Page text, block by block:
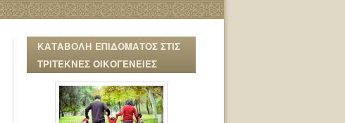
ΚΑΤΑΒΟΛΗ ΕΠΙΔΟΜΑΤΟΣ ΣΤΙΣ
ΤΡΙΤΕΚΝΕΣ ΟΙΚΟΓΕΝΕΙΕΣ